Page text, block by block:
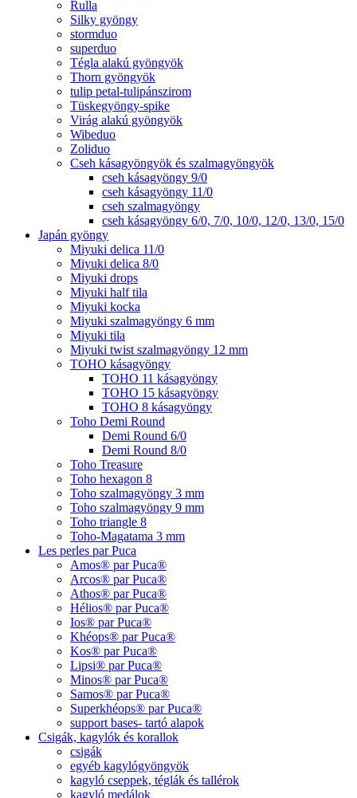
Rulla
Silky gyöngy
stormduo
superduo
Tégla alakú gyöngyök
Thorn gyöngyök
tulip petal-tulipánszirom
Tüskegyöngy-spike
Virág alakú gyöngyök
Wibeduo
Zoliduo
Cseh kásagyöngyök és szalmagyöngyök
cseh kásagyöngy 9/0
cseh kásagyöngy 11/0
cseh szalmagyöngy
cseh kásagyöngy 6/0, 7/0, 10/0, 12/0, 13/0, 15/0
Japán gyöngy
Miyuki delica 11/0
Miyuki delica 8/0
Miyuki drops
Miyuki half tila
Miyuki kocka
Miyuki szalmagyöngy 6 mm
Miyuki tila
Miyuki twist szalmagyöngy 12 mm
TOHO kásagyöngy
TOHO 11 kásagyöngy
TOHO 15 kásagyöngy
TOHO 8 kásagyöngy
Toho Demi Round
Demi Round 6/0
Demi Round 8/0
Toho Treasure
Toho hexagon 8
Toho szalmagyöngy 3 mm
Toho szalmagyöngy 9 mm
Toho triangle 8
Toho-Magatama 3 mm
Les perles par Puca
Amos® par Puca®
Arcos® par Puca®
Athos® par Puca®
Hélios® par Puca®
Ios® par Puca®
Khéops® par Puca®
Kos® par Puca®
Lipsi® par Puca®
Minos® par Puca®
Samos® par Puca®
Superkhéops® par Puca®
support bases- tartó alapok
Csigák, kagylók és korallok
csigák
egyéb kagylógyöngyök
kagyló cseppek, téglák és tallérok
kagyló medálok